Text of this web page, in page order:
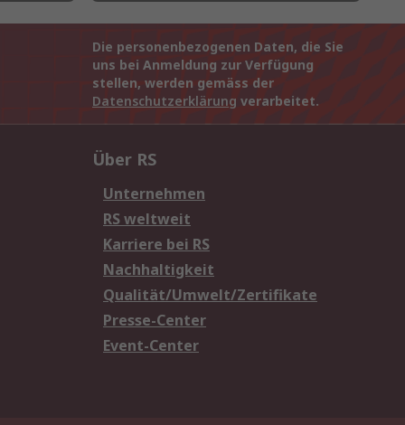
Die personenbezogenen Daten, die Sie
uns bei Anmeldung zur Verfügung
stellen, werden gemäss der
Datenschutzerklärung verarbeitet.
Über RS
Unternehmen
RS weltweit
Karriere bei RS
Nachhaltigkeit
Qualität/Umwelt/Zertifikate
Presse-Center
Event-Center